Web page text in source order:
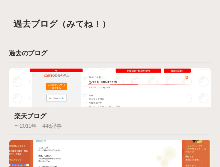
過去ブログ（みてね！）
過去のブログ
楽天ブログ
〜2011年 448記事